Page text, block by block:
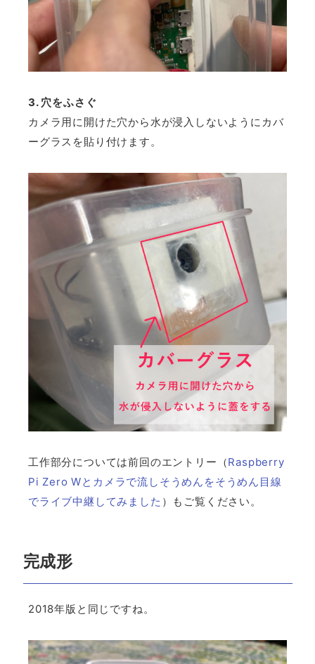
3. 穴をふさぐ
カメラ用に開けた穴から水が浸入しないようにカバ
ーグラスを貼り付けます。
工作部分については前回のエントリー（Raspberry
Pi Zero Wとカメラで流しそうめんをそうめん目線
でライブ中継してみました ）もご覧ください。
完成形
2018年版と同じですね。